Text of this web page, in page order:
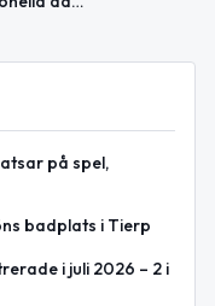
på spel,
badplats i Tierp
i juli 2026 – 2 i